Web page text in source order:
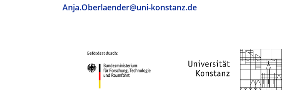
Anja.Oberlaender@uni-konstanz.de